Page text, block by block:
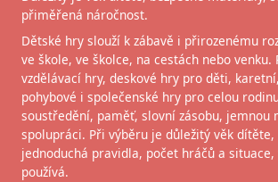
přiměřená náročnost.
Dětské hry slouží k zábavě i přirozenému
ve škole, ve školce, na cestách nebo venku.
vzdělávací hry, deskové hry pro děti,
pohybové i společenské hry pro celou
soustředění, paměť, slovní zásobu, jemnou
spolupráci. Při výběru je důležitý věk dítěte,
jednoduchá pravidla, počet hráčů a
používá.